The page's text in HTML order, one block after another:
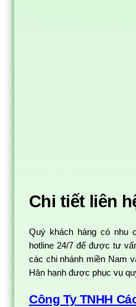
Chi tiết liên
Quý khách hàng có nhu
hotline 24/7 để được tư
các chi nhánh miền Nam
Hân hạnh được phục vụ
Công Ty TNHH